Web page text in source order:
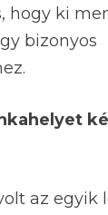
hogy ki
bizonyos
az egyik